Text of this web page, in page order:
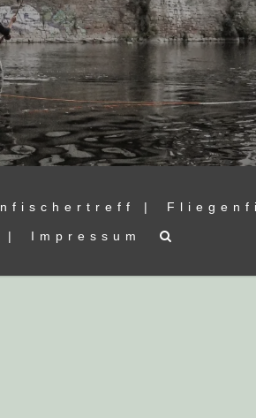
|
| Impressum